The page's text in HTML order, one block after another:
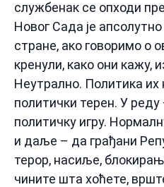
службенак се опходи
Новог Сада је
стране, ако говоримо о
кренули, како они кажу,
Неутрално. Политика
политички терен. У реду
политичку игру.
и даље – да грађани
терор, насиље,
чините шта хоћете,